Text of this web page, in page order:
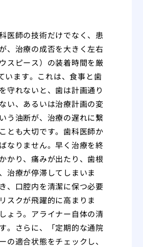
医師の技術だけでなく、患
、治療の成否を大きく左右
スピース）の装着時間を厳
います。これは、食事と歯
守れないと、歯は計画通り
い、あるいは治療計画の変
う油断が、治療の遅れに繋
とも大切です。歯科医師か
なりません。早く治療を終
かり、痛みが出たり、歯根
治療が停滞してしまいま
、口腔内を清潔に保つ必要
スクが飛躍的に高まりま
ょう。アライナー自体の清
。さらに、「定期的な通院
適合状態をチェックし、